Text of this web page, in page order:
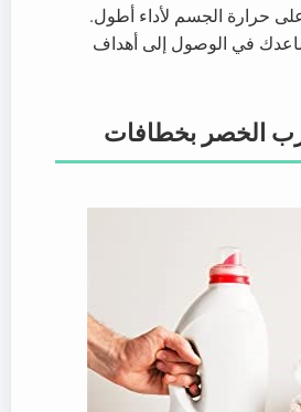
حرارة الجسم لأداء أطول.
في الوصول إلى أهداف
الخصر بخطافات